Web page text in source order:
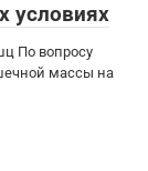
условиях
По вопросу
массы на